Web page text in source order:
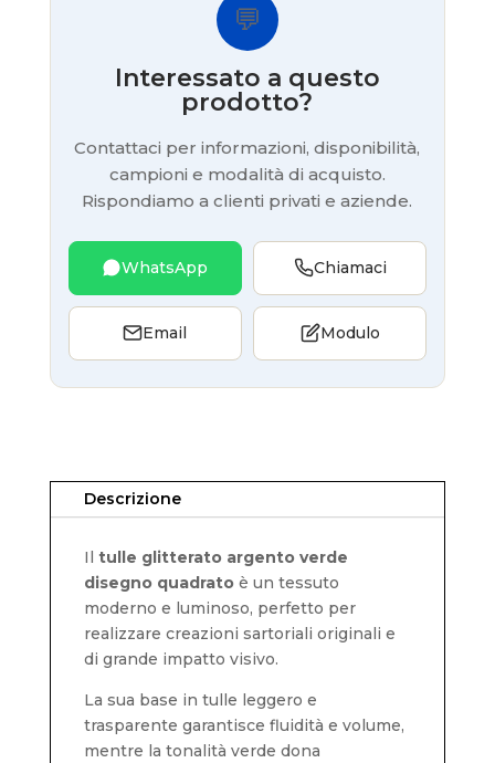
💬
Interessato a questo
prodotto?
Contattaci per informazioni, disponibilità,
campioni e modalità di acquisto.
Rispondiamo a clienti privati e aziende.
WhatsApp Chiamaci
Email Modulo
Descrizione
Il tulle glitterato argento verde
disegno quadratoè un tessuto
moderno e luminoso, perfetto per
realizzare creazioni sartoriali originali e
di grande impatto visivo.
La sua base in tulle leggero e
trasparente garantisce fluidità e volume,
mentre la tonalità verde dona